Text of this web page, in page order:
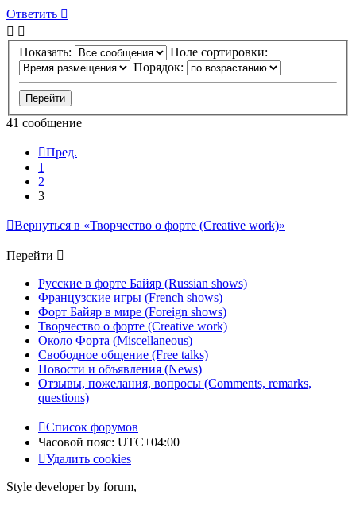
Ответить
Показать:
Поле сортировки:
Порядок:
41 сообщение
Пред.
1
2
3
Вернуться в «Творчество о форте (Creative work)»
Перейти
Русские в форте Байяр (Russian shows)
Французские игры (French shows)
Форт Байяр в мире (Foreign shows)
Творчество о форте (Creative work)
Около Форта (Miscellaneous)
Свободное общение (Free talks)
Новости и объявления (News)
Отзывы, пожелания, вопросы (Comments, remarks,
questions)
Список форумов
Часовой пояс: UTC+04:00
Удалить cookies
Style developer by forum,